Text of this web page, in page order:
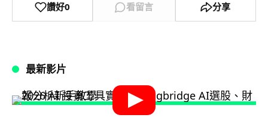
讚好0 看留言 分享
最新影片